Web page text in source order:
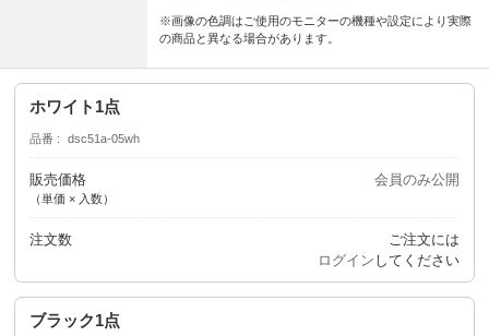
※画像の色調はご使用のモニターの機種や設定により実際
の商品と異なる場合があります。
ホワイト1点
品番 dsc51a-05wh
販売価格
（単価 × 入数）
会員のみ公開
注文数
ご注文には
ログイン してください
ブラック1点